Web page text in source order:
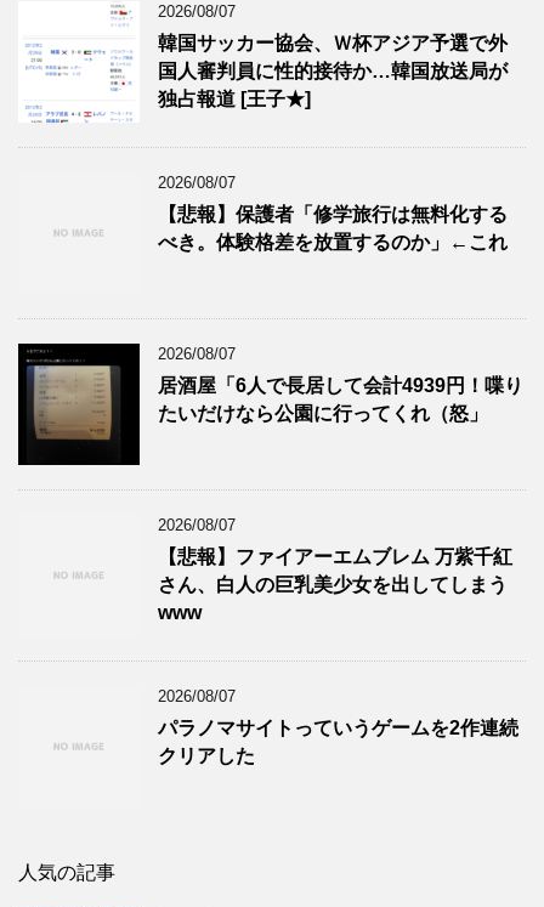
2026/08/07
韓国サッカー協会、Ｗ杯アジア予選で外
国人審判員に性的接待か…韓国放送局が
独占報道 [王子★]
2026/08/07
【悲報】保護者「修学旅行は無料化する
べき。体験格差を放置するのか」←これ
2026/08/07
居酒屋「6人で長居して会計4939円！喋り
たいだけなら公園に行ってくれ（怒」
2026/08/07
【悲報】ファイアーエムブレム 万紫千紅
さん、白人の巨乳美少女を出してしまう
www
2026/08/07
パラノマサイトっていうゲームを2作連続
クリアした
人気の記事